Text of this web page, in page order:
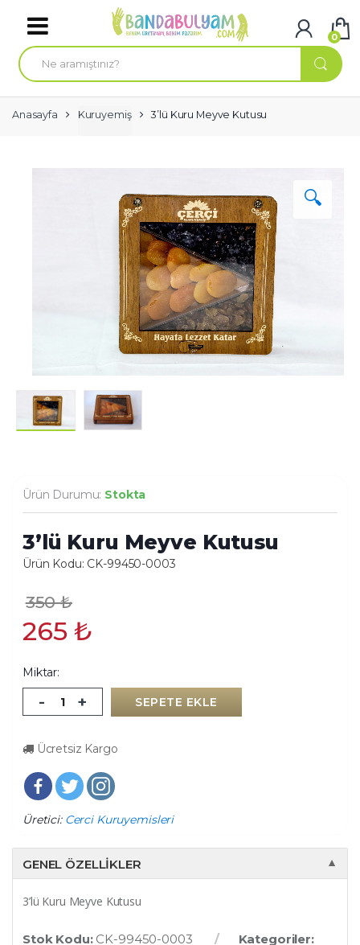
A
r
a
a
:
Anasayfa Kuruyemiş 3’lü Kuru Meyve Kutusu
🔍
Ürün Durumu: Stokta
3’lü Kuru Meyve Kutusu
Ürün Kodu: CK-99450-0003
350₺
265 ₺
Miktar:
- + SEPETE EKLE
Ücretsiz Kargo
Üretici: Cerci Kuruyemisleri
GENEL ÖZELLIKLER ▼
3’lü Kuru Meyve Kutusu
Stok Kodu: CK-99450-0003
Kategoriler:
0